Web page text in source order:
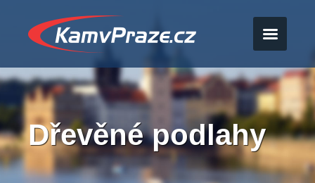
Dřevěné podlahy